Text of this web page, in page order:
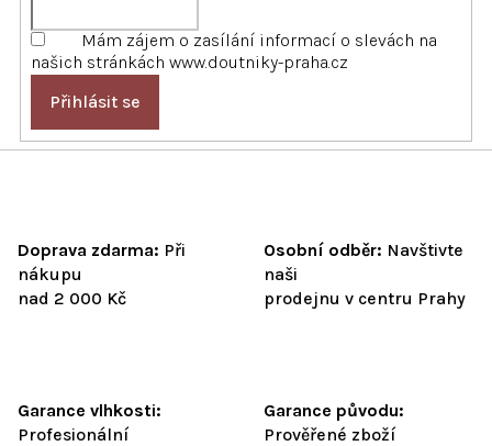
Mám zájem o zasílání informací o slevách na
našich stránkách www.doutniky-praha.cz
Přihlásit se
Doprava zdarma: Při
nákupu
nad 2 000 Kč
Osobní odběr: Navštivte
naši
prodejnu v centru Prahy
Garance vlhkosti:
Profesionální
Garance původu:
Prověřené zboží